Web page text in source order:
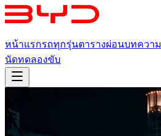
หน้าแรกรถทุกรุ่นตารางผ่อนบทความ
นัดทดลองขับ